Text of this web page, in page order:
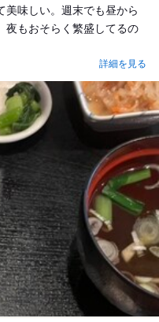
美味しい。週末でも昼から
夜もおそらく繁盛してるの
詳細を見る